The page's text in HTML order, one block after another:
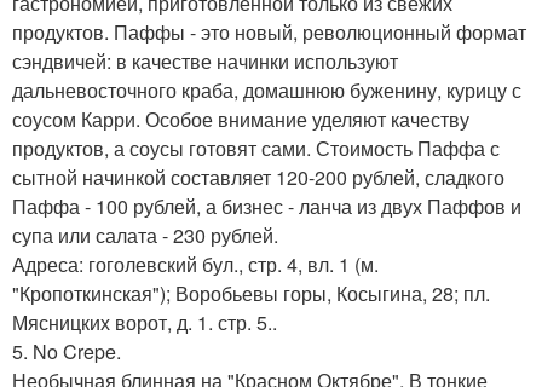
продуктов. Паффы - это новый, революционный формат
сэндвичей: в качестве начинки используют
дальневосточного краба, домашнюю буженину, курицу с
соусом Карри. Особое внимание уделяют качеству
продуктов, а соусы готовят сами. Стоимость Паффа с
сытной начинкой составляет 120-200 рублей, сладкого
Паффа - 100 рублей, а бизнес - ланча из двух Паффов и
супа или салата - 230 рублей.
Адреса: гоголевский бул., стр. 4, вл. 1 (м.
"Кропоткинская"); Воробьевы горы, Косыгина, 28; пл.
Мясницких ворот, д. 1. стр. 5..
5. No Crepe.
Необычная блинная на "Красном Октябре". В тонкие